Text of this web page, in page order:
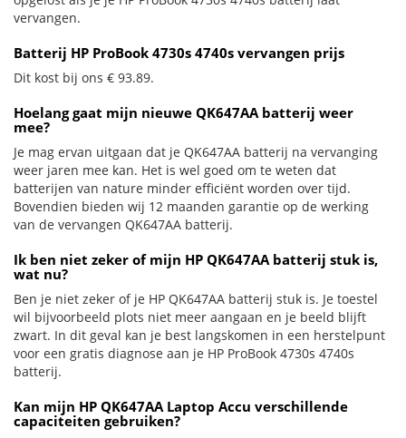
vervangen.
Batterij HP ProBook 4730s 4740s vervangen prijs
Dit kost bij ons € 93.89.
Hoelang gaat mijn nieuwe QK647AA batterij weer
mee?
Je mag ervan uitgaan dat je QK647AA batterij na vervanging
weer jaren mee kan. Het is wel goed om te weten dat
batterijen van nature minder efficiënt worden over tijd.
Bovendien bieden wij 12 maanden garantie op de werking
van de vervangen QK647AA batterij.
Ik ben niet zeker of mijn HP QK647AA batterij stuk is,
wat nu?
Ben je niet zeker of je HP QK647AA batterij stuk is. Je toestel
wil bijvoorbeeld plots niet meer aangaan en je beeld blijft
zwart. In dit geval kan je best langskomen in een herstelpunt
voor een gratis diagnose aan je HP ProBook 4730s 4740s
batterij.
Kan mijn HP QK647AA Laptop Accu verschillende
capaciteiten gebruiken?